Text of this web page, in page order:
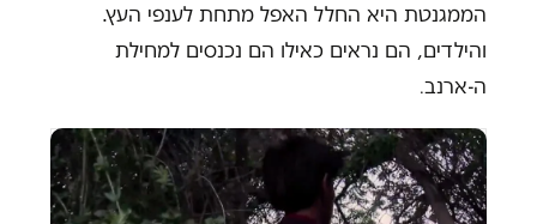
הממגנטת היא החלל האפל מתחת לענפי העץ.
והילדים, הם נראים כאילו הם נכנסים למחילת
ה-ארנב.